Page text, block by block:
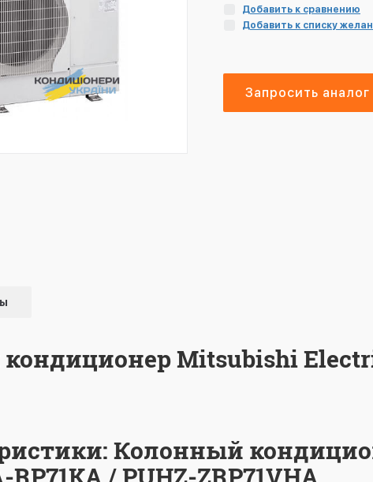
Добавить к сравнению
Добавить к списку
Запросить аналог
Mitsubishi
Колонный